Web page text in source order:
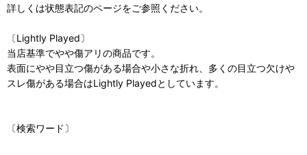
詳しくは状態表記のページをご参照ください。
〔Lightly Played〕
当店基準でやや傷アリの商品です。
表面にやや目立つ傷がある場合や小さな折れ、多くの目立つ欠けや
スレ傷がある場合はLightly Playedとしています。
〔検索ワード〕